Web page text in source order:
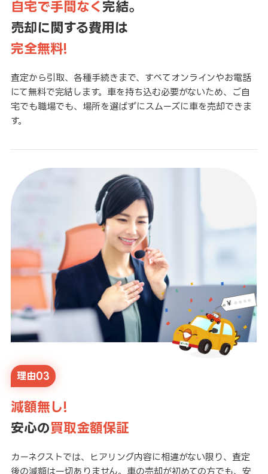
自宅で手間なく 完結。
売却に関する費用は
完全無料!
査定から引取、各種手続きまで、すべてオンラインやお電話
にて無料で完結します。車を持ち込む必要がないため、ご自
宅でも職場でも、場所を選ばずにスムーズに車を売却できま
す。
理由03
減額無し!
安心の買取金額保証
カーネクストでは、ヒアリング内容に相違がない限り、査定
後の減額は一切ありません。車の売却が初めての方でも、安